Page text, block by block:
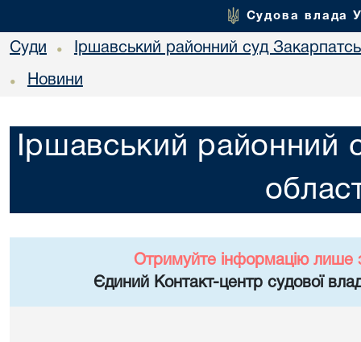
Судова влада
Суди • Іршавський районний суд
• Новини
Іршавський районний
Отримуйте інформацію лише
Єдиний Контакт-центр судової